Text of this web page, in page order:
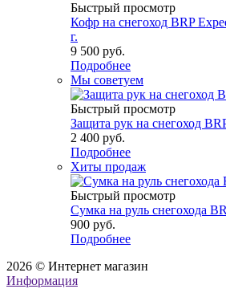
Быстрый просмотр
Кофр на снегоход BRP
г.
9 500 руб.
Подробнее
Мы советуем
Быстрый просмотр
Защита рук на снегоход
2 400 руб.
Подробнее
Хиты продаж
Быстрый просмотр
Сумка на руль снегохода
900 руб.
Подробнее
2026 © Интернет магазин
Информация